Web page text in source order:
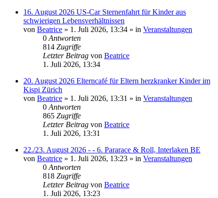
16. August 2026 US-Car Sternenfahrt für Kinder aus
schwierigen Lebensverhältnissen
von Beatrice » 1. Juli 2026, 13:34 » in Veranstaltungen
0 Antworten
814 Zugriffe
Letzter Beitrag von Beatrice
1. Juli 2026, 13:34
20. August 2026 Elterncafé für Eltern herzkranker Kinder im
Kispi Zürich
von Beatrice » 1. Juli 2026, 13:31 » in Veranstaltungen
0 Antworten
865 Zugriffe
Letzter Beitrag von Beatrice
1. Juli 2026, 13:31
22./23. August 2026 - - 6. Pararace & Roll, Interlaken BE
von Beatrice » 1. Juli 2026, 13:23 » in Veranstaltungen
0 Antworten
818 Zugriffe
Letzter Beitrag von Beatrice
1. Juli 2026, 13:23